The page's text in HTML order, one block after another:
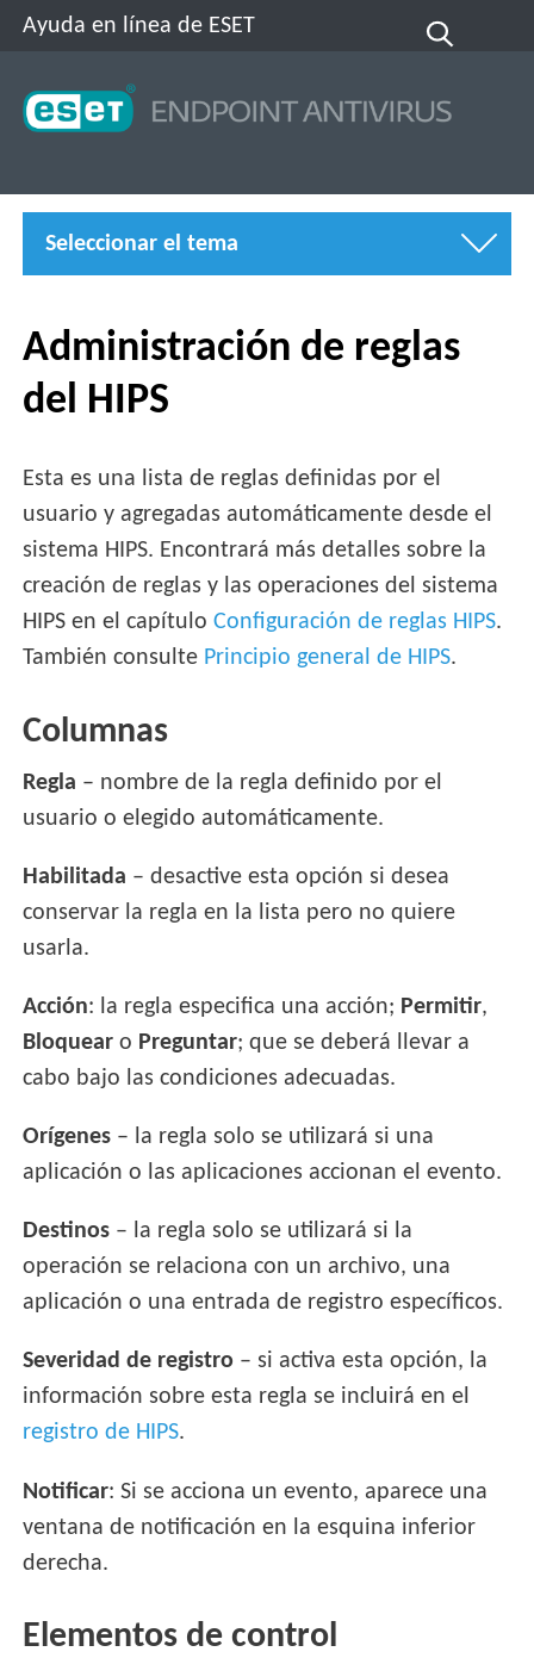
Ayuda en línea de ESET
Seleccionar el tema
Administración de reglas
del HIPS
Esta es una lista de reglas definidas por el
usuario y agregadas automáticamente desde el
sistema HIPS. Encontrará más detalles sobre la
creación de reglas y las operaciones del sistema
HIPS en el capítuloConfiguración de reglas HIPS.
También consulte Principio general de HIPS.
Columnas
Regla – nombre de la regla definido por el
usuario o elegido automáticamente.
Habilitada – desactive esta opción si desea
conservar la regla en la lista pero no quiere
usarla.
Acción: la regla especifica una acción; Permitir,
Bloquear o Preguntar; que se deberá llevar a
cabo bajo las condiciones adecuadas.
Orígenes – la regla solo se utilizará si una
aplicación o las aplicaciones accionan el evento.
Destinos – la regla solo se utilizará si la
operación se relaciona con un archivo, una
aplicación o una entrada de registro específicos.
Severidad de registro – si activa esta opción, la
información sobre esta regla se incluirá en el
registro de HIPS.
Notificar: Si se acciona un evento, aparece una
ventana de notificación en la esquina inferior
derecha.
Elementos de control